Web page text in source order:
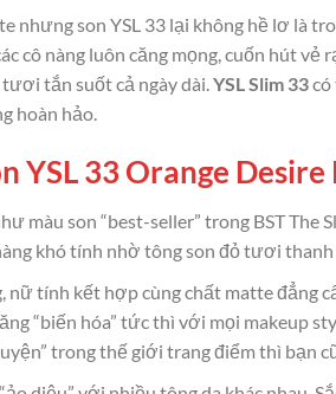
nhưng son YSL 33 lại không hề lơ là
cô nàng luôn căng mọng, cuốn hút
tắn suốt cả ngày dài.YSL Slim 33có
hoàn hảo.
YSL 33 Orange
màu son “best-seller” trong BST The
khó tính nhờ tông son đỏ tươi
tính kết hợp cùng chất matte đẳng
“biến hóa” tức thì với mọi makeup
trong thế giới trang điểm thì bạn